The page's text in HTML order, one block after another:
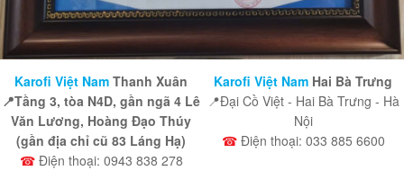
Karofi Việt Nam Thanh Xuân
📍Tầng 3, tòa N4D, gần ngã 4 Lê
Văn Lương, Hoàng Đạo Thúy
(gần địa chỉ cũ 83 Láng Hạ)
☎Điện thoại: 0943 838 278
Karofi Việt Nam Hai Bà Trưng
📍Đại Cồ Việt - Hai Bà Trưng - Hà
Nội
☎ Điện thoại: 033 885 6600